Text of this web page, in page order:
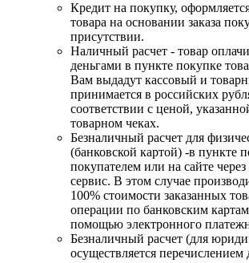
Кредит на покупку,
товара на основании заказа
присутствии.
Наличный расчет - товар
деньгами в пункте покупке
Вам выдадут кассовый и
принимается в российских
соответствии с ценой,
товарном чеках.
Безналичный расчет для
(банковской картой) -в пункте
покупателем или на сайте
сервис. В этом случае
100% стоимости заказанных
операции по банковским
помощью электронного
Безналичный расчет (для
осуществляется